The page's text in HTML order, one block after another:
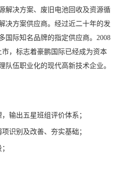
解决方案、废旧电池回收及资源循
决方案供应商。经过近二十年的发
国际知名品牌的指定供应商。2008
，标志着豪鹏国际已经成为资本
队伍职业化的现代高新技术企业。
输出五星班组评价体系；
识别及改善、夯实基础；